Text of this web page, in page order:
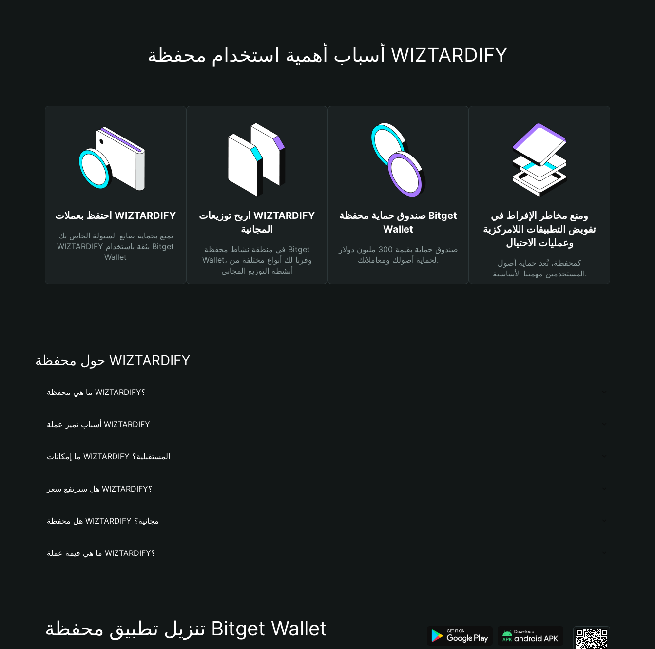
أسباب أهمية استخدام محفظة WIZTARDIFY
احتفظ بعملات WIZTARDIFY
تمتع بحماية صانع السيولة الخاص بك
WIZTARDIFY بثقة باستخدام Bitget
Wallet
اربح توزيعات WIZTARDIFY
المجانية
في منطقة نشاط محفظة Bitget
Wallet، وفرنا لك أنواع مختلفة من
أنشطة التوزيع المجاني
صندوق حماية محفظة Bitget
Wallet
صندوق حماية بقيمة 300 مليون دولار
لحماية أصولك ومعاملاتك.
ومنع مخاطر الإفراط في
تفويض التطبيقات اللامركزية
وعمليات الاحتيال
كمحفظة، تُعد حماية أصول
المستخدمين مهمتنا الأساسية.
حول محفظة WIZTARDIFY
ما هي محفظة WIZTARDIFY؟
أسباب تميز عملة WIZTARDIFY
ما إمكانات WIZTARDIFY المستقبلية؟
هل سيرتفع سعر WIZTARDIFY؟
هل محفظة WIZTARDIFY مجانية؟
ما هي قيمة عملة WIZTARDIFY؟
تنزيل تطبيق محفظة Bitget Wallet